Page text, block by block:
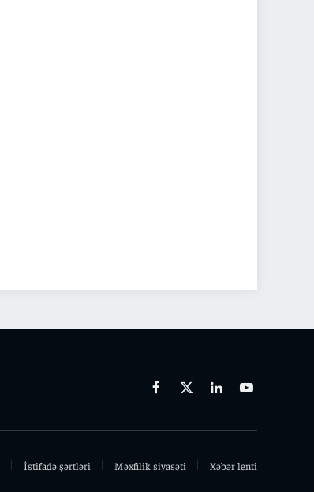
Facebook
X
LinkedinYoutube
İstifadə şərtləri Məxfilik siyasəti Xəbər lenti